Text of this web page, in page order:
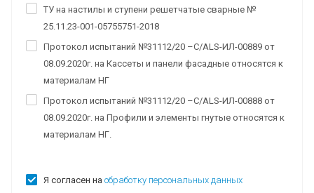
ТУ на настилы и ступени решетчатые сварные №
25.11.23-001-05755751-2018
Протокол испытаний №31112/20 –С/ALS-ИЛ-00889 от
08.09.2020г. на Кассеты и панели фасадные относятся к
материалам НГ
Протокол испытаний №31112/20 –С/ALS-ИЛ-00888 от
08.09.2020г. на Профили и элементы гнутые относятся к
материалам НГ.
Я согласен на обработку персональных данных